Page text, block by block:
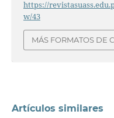
https://
w/43
MÁS FORMATOS DE
Artículos similares